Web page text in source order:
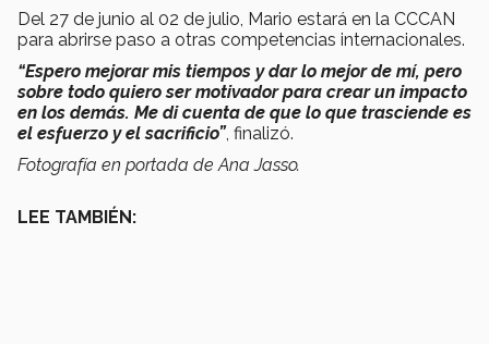
Del 27 de junio al 02 de julio, Mario estará en la CCCAN
para abrirse paso a otras competencias internacionales.
“Espero mejorar mis tiempos y dar lo mejor de mí, pero
sobre todo quiero ser motivador para crear un impacto
en los demás. Me di cuenta de que lo que trasciende es
el esfuerzo y el sacrificio”, finalizó.
Fotografía en portada de Ana Jasso.
LEE TAMBIÉN: